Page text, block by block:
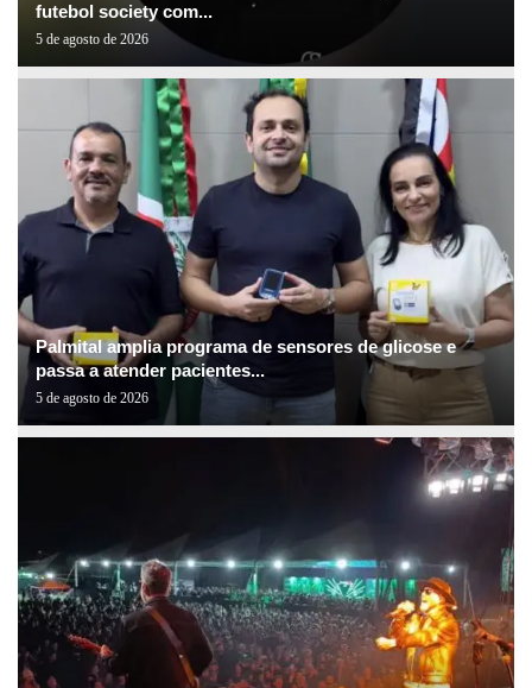
futebol society com...
5 de agosto de 2026
Palmital amplia programa de sensores de glicose e
passa a atender pacientes...
5 de agosto de 2026